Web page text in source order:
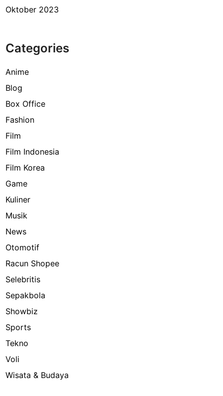
Oktober 2023
Categories
Anime
Blog
Box Office
Fashion
Film
Film Indonesia
Film Korea
Game
Kuliner
Musik
News
Otomotif
Racun Shopee
Selebritis
Sepakbola
Showbiz
Sports
Tekno
Voli
Wisata & Budaya